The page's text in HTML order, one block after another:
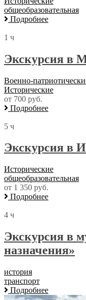
общеобразовательная
Подробнее
1 ч
Экскурсия в
Военно-
Исторические
от 700 руб.
Подробнее
5 ч
Экскурсия в
Исторические
общеобразовательная
от 1 350 руб.
Подробнее
4 ч
Экскурсия в
назначения»
история
транспорт
Подробнее